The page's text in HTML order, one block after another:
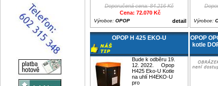
Doporučená cena: 84.216 Kč
Cena: 72.070 Kč
detail
Výrobce: OPOP Výrobce:
OPOP H 425 EKO-U
Bude k odběru 19.
12. 2022. Opop
H425 Eko-U Kotle
na uhlí H4EKO-U
pro
OPOP
kotle